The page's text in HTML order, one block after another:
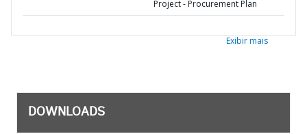
Project - Procurement Plan
Exibir mais
DOWNLOADS